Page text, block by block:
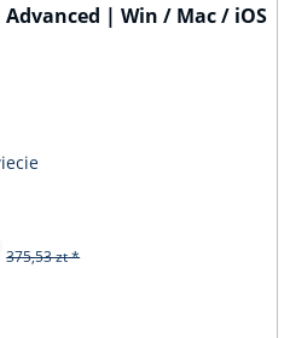
Advanced | Win / Mac / iOS
375,53 zt *